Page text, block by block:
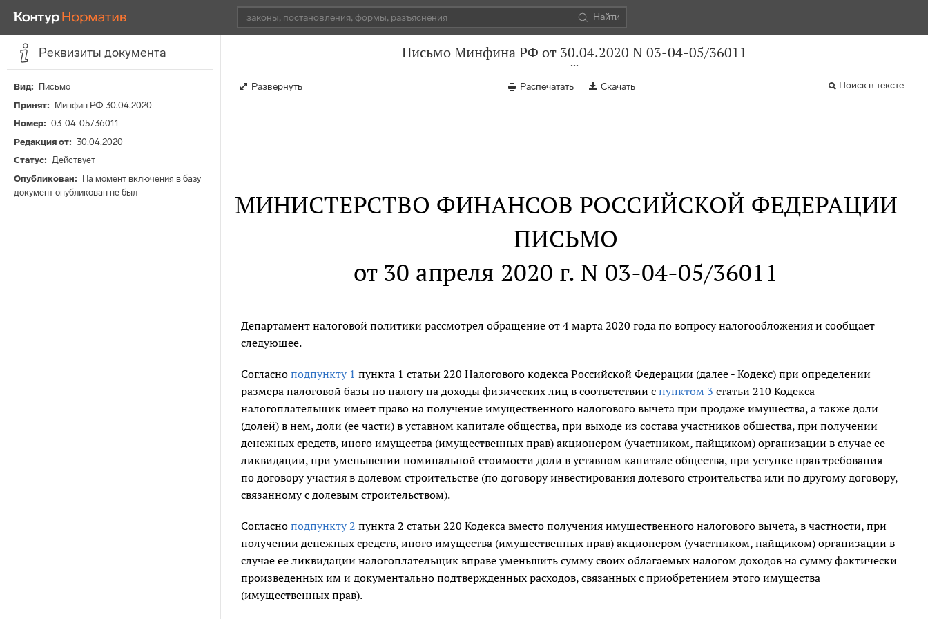
Найти
Реквизиты документа
Вид
Письмо
Принят
Минфин РФ 30.04.2020
Номер
03-04-05/36011
Редакция от
30.04.2020
Статус
Действует
Опубликован
На момент включения в базу
документ опубликован не был
Письмо Минфина РФ от 30.04.2020 N 03-04-05/36011
Развернуть Распечатать Скачать Поиск в тексте
МИНИСТЕРСТВО ФИНАНСОВ РОССИЙСКОЙ ФЕДЕРАЦИИ
ПИСЬМО
от 30 апреля 2020 г. N 03-04-05/36011
Департамент налоговой политики рассмотрел обращение от 4 марта 2020 года по вопросу налогообложения и сообщает
следующее.
Согласно подпункту 1 пункта 1 статьи 220 Налогового кодекса Российской Федерации (далее - Кодекс) при определении
размера налоговой базы по налогу на доходы физических лиц в соответствии с пунктом 3 статьи 210 Кодекса
налогоплательщик имеет право на получение имущественного налогового вычета при продаже имущества, а также доли
(долей) в нем, доли (ее части) в уставном капитале общества, при выходе из состава участников общества, при получении
денежных средств, иного имущества (имущественных прав) акционером (участником, пайщиком) организации в случае ее
ликвидации, при уменьшении номинальной стоимости доли в уставном капитале общества, при уступке прав требования
по договору участия в долевом строительстве (по договору инвестирования долевого строительства или по другому договору,
связанному с долевым строительством).
Согласно подпункту 2 пункта 2 статьи 220 Кодекса вместо получения имущественного налогового вычета, в частности, при
получении денежных средств, иного имущества (имущественных прав) акционером (участником, пайщиком) организации в
случае ее ликвидации налогоплательщик вправе уменьшить сумму своих облагаемых налогом доходов на сумму фактически
произведенных им и документально подтвержденных расходов, связанных с приобретением этого имущества
(имущественных прав).